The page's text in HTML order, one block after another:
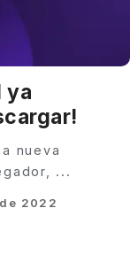
ya
nueva
...
2022